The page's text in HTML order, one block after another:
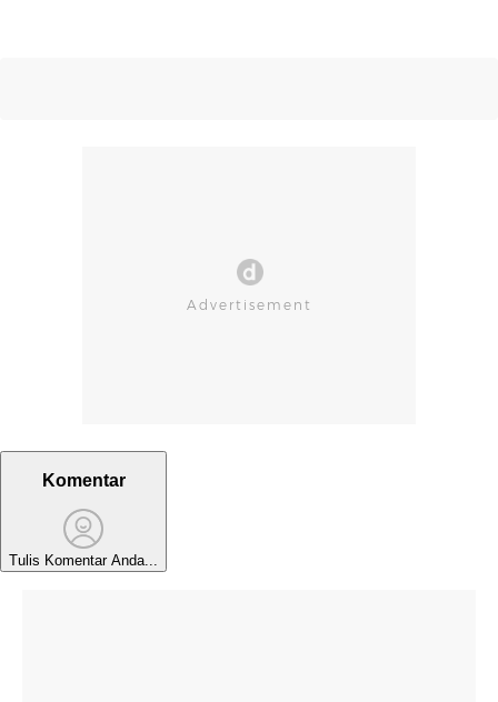
Komentar
Tulis Komentar Anda...